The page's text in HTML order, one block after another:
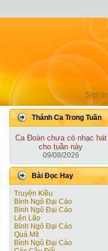
Sign In
Thánh Ca Trong Tuần
Ca Ðoàn chưa có nhạc hát
cho tuần này
09/08/2026
Bài Ðọc Hay
Truyện Kiều
Bình Ngô Đại Cáo
Bình Ngô Đại Cáo
Lên Lão
Bình Ngô Đại Cáo
Quả Mít
Bình Ngô Đại Cáo